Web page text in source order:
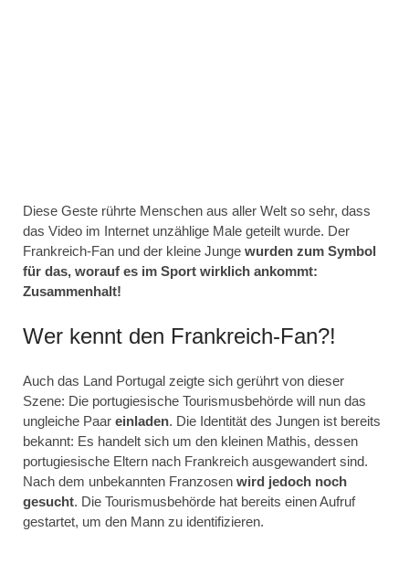
Diese Geste rührte Menschen aus aller Welt so sehr, dass
das Video im Internet unzählige Male geteilt wurde. Der
Frankreich-Fan und der kleine Junge wurden zum Symbol
für das, worauf es im Sport wirklich ankommt:
Zusammenhalt!
Wer kennt den Frankreich-Fan?!
Auch das Land Portugal zeigte sich gerührt von dieser
Szene: Die portugiesische Tourismusbehörde will nun das
ungleiche Paar einladen. Die Identität des Jungen ist bereits
bekannt: Es handelt sich um den kleinen Mathis, dessen
portugiesische Eltern nach Frankreich ausgewandert sind.
Nach dem unbekannten Franzosen wird jedoch noch
gesucht. Die Tourismusbehörde hat bereits einen Aufruf
gestartet, um den Mann zu identifizieren.